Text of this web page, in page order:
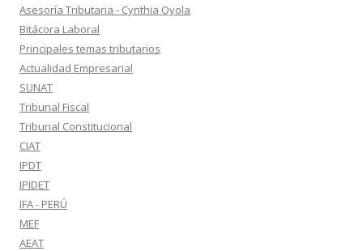
Asesoría Tributaria - Cynthia Oyola
Bitácora Laboral
Principales temas tributarios
Actualidad Empresarial
SUNAT
Tribunal Fiscal
Tribunal Constitucional
CIAT
IPDT
IPIDET
IFA - PERÚ
MEF
AEAT